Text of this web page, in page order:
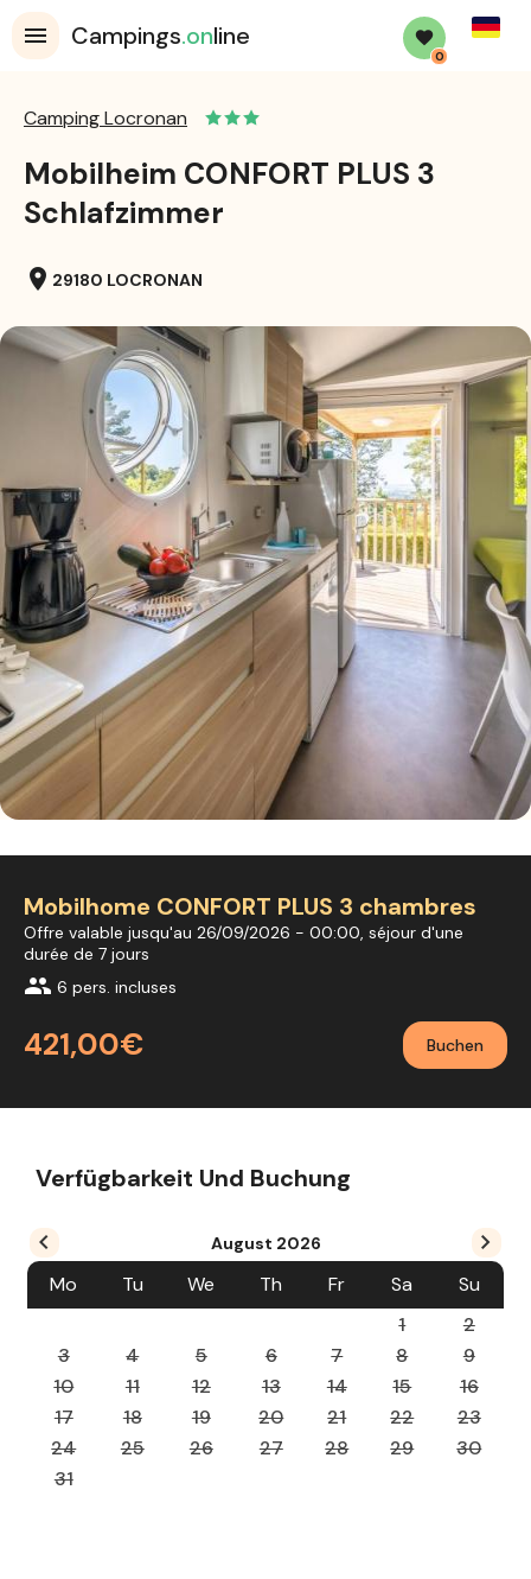
Campings.online
0
Camping Locronan
Mobilheim CONFORT PLUS 3
Schlafzimmer
location_on 29180 LOCRONAN
Mobilhome CONFORT PLUS 3 chambres
Offre valable jusqu'au 26/09/2026 - 00:00, séjour d'une
durée de 7 jours
group 6 pers. incluses
421,00€ Buchen
Verfügbarkeit Und Buchung
August 2026
Mo Tu We Th Fr Sa
Su
1
2
3
4 5 6 7 8
9
10
11 12 13 14 15
16
17
18 19 20 21 22
23
24
25 26 27 28 29
30
31